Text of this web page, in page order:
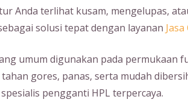
Anda terlihat kusam, mengelupas,
solusi tepat dengan layanan
umum digunakan pada
gores, panas, serta mudah
pengganti HPL terpercaya.